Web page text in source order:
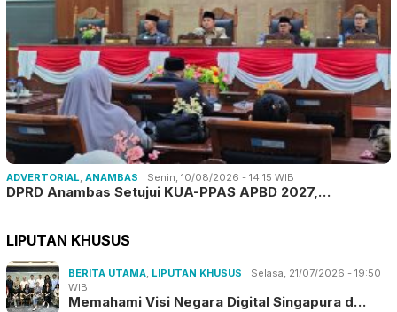
ADVERTORIAL, ANAMBAS Senin, 10/08/2026 - 14:15 WIB
DPRD Anambas Setujui KUA-PPAS APBD 2027,…
LIPUTAN KHUSUS
BERITA UTAMA, LIPUTAN KHUSUS
Selasa, 21/07/2026 - 19:50
WIB
Memahami Visi Negara Digital Singapura d…